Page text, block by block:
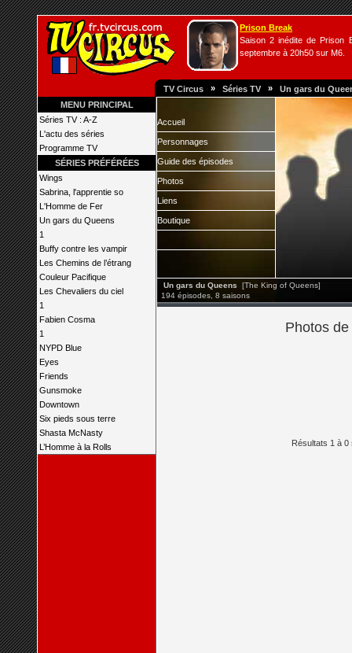
Prison Break
Saison 2 inédite de Prison
septembre à 20h50 sur M6.
TV Circus » Séries TV » Un gars du
MENU PRINCIPAL
Séries TV : A-Z
L'actu des séries
Programme TV
SÉRIES PRÉFÉRÉES
Wings
Sabrina, l'apprentie so
L'Homme de Fer
Un gars du Queens
1
Buffy contre les vampir
Les Chemins de l’étrang
Couleur Pacifique
Les Chevaliers du ciel
1
Fabien Cosma
1
NYPD Blue
Eyes
Friends
Gunsmoke
Downtown
Six pieds sous terre
Shasta McNasty
L’Homme à la Rolls
Accueil
Personnages
Guide des épisodes
Photos
Liens
Boutique
Un gars du Queens
[The King of Queens]
194 épisodes, 8 saisons
Photos
Résultats 1 à 0